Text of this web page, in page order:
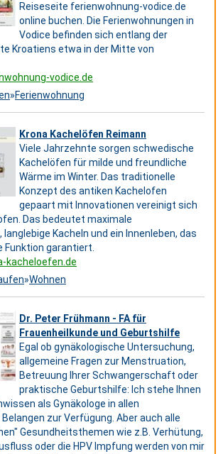
Reiseseite ferienwohnung-vodice.de
online buchen. Die Ferienwohnungen in
Vodice befinden sich entlang der
Kroatiens etwa in der Mitte von
vodice.de
»Ferienwohnung
Krona Kachelöfen Reimann
Viele Jahrzehnte sorgen schwedische
Kachelöfen für milde und freundliche
Wärme im Winter. Das traditionelle
Konzept des antiken Kachelofen
gepaart mit Innovationen vereinigt sich
Das bedeutet maximale
Kacheln und ein Innenleben, das
Funktion garantiert.
kacheloefen.de
»Wohnen
Dr. Peter Frühmann - FA für
Frauenheilkunde und Geburtshilfe
Egal ob gynäkologische Untersuchung,
allgemeine Fragen zur Menstruation,
Betreuung Ihrer Schwangerschaft oder
praktische Geburtshilfe: Ich stehe Ihnen
als Gynäkologe in allen
zur Verfügung. Aber auch alle
Gesundheitsthemen wie z.B. Verhütung,
oder die HPV Impfung werden von mir